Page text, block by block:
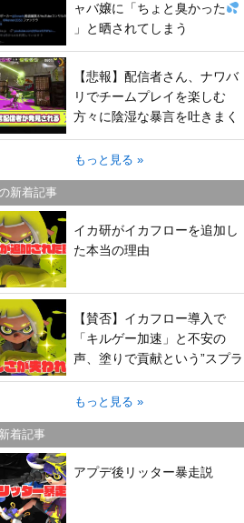
ャバ嬢に「ちょと臭かった
」と晒されてしまう
【悲報】配信者さん、ナワバ
リでチームプレイを楽しむ
方々に陰湿な暴言を吐きまく
ってしまう
もっと見る »
新着記事
イカ研がイカフローを追加し
た本当の理由
【賛否】イカフロー導入で
「キルゲー加速」と不安の
声、塗りで貢献という”スプラ
らしさ”は失われてしまうのか
もっと見る »
着記事
アプデ後リッター暴走説